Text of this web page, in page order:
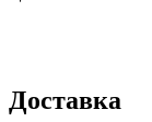
Доставка